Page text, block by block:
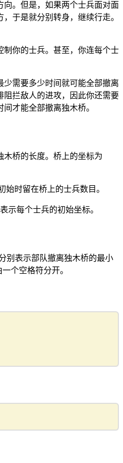
向。但是，如果两个士兵面对面
于是就分别转身，继续行走。
制你的士兵。甚至，你连每个士
少需要多少时间就可能全部撤离
阻拦敌人的进攻，因此你还需要
才能全部撤离独木桥。
木桥的长度。桥上的坐标为
始时留在桥上的士兵数目。
示每个士兵的初始坐标。
别表示部队撤离独木桥的最小
个空格符分开。